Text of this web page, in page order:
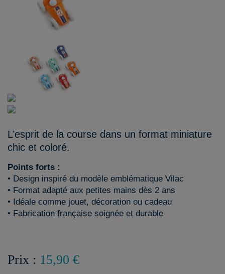
L’esprit de la course dans un format miniature
chic et coloré.
Points forts :
• Design inspiré du modèle emblématique Vilac
• Format adapté aux petites mains dès 2 ans
• Idéale comme jouet, décoration ou cadeau
• Fabrication française soignée et durable
Prix : 15,90 €